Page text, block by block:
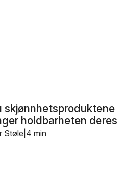
skjønnhetsproduktene
holdbarheten deres
4 min
Støle